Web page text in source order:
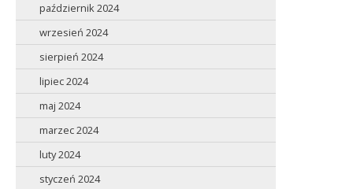
październik 2024
wrzesień 2024
sierpień 2024
lipiec 2024
maj 2024
marzec 2024
luty 2024
styczeń 2024